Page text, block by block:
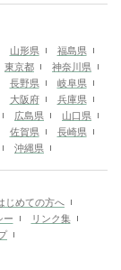
山形県
福島県
東京都
神奈川県
長野県
岐阜県
大阪府
兵庫県
広島県
山口県
佐賀県
長崎県
沖縄県
じめての方へ
ー
リンク集